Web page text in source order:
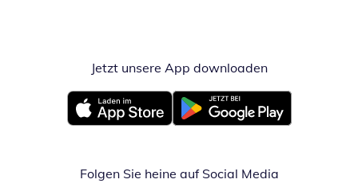
Jetzt unsere App downloadenÖffnet in
Öffnet in neuem FensterÖffnet in neuem Fenster
Folgen Sie heine auf Social Media